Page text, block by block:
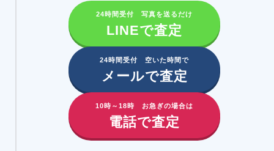
24時間受付 写真を送るだけ
LINEで査定
24時間受付 空いた時間で
メールで査定
10時～18時 お急ぎの場合は
電話で査定